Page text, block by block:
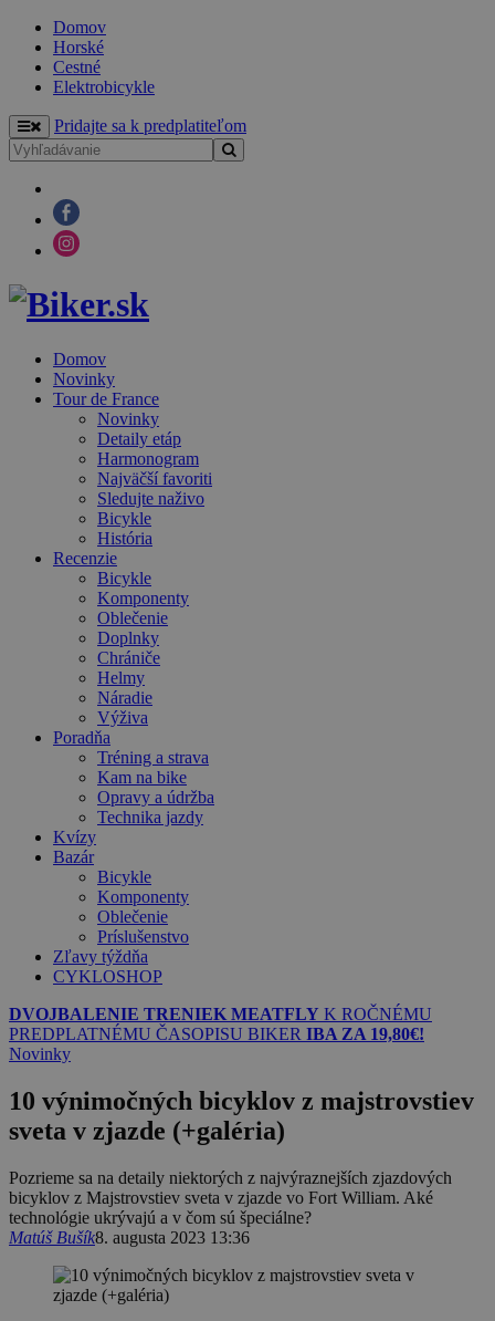
Domov
Horské
Cestné
Elektrobicykle
Pridajte sa k predplatiteľom
Domov
Novinky
Tour de France
Novinky
Detaily etáp
Harmonogram
Najväčší favoriti
Sledujte naživo
Bicykle
História
Recenzie
Bicykle
Komponenty
Oblečenie
Doplnky
Chrániče
Helmy
Náradie
Výživa
Poradňa
Tréning a strava
Kam na bike
Opravy a údržba
Technika jazdy
Kvízy
Bazár
Bicykle
Komponenty
Oblečenie
Príslušenstvo
Zľavy týždňa
CYKLOSHOP
DVOJBALENIE TRENIEK MEATFLY K ROČNÉMU
PREDPLATNÉMU ČASOPISU BIKER IBA ZA 19,80€!
Novinky
10 výnimočných bicyklov z majstrovstiev
sveta v zjazde (+galéria)
Pozrieme sa na detaily niektorých z najvýraznejších zjazdových
bicyklov z Majstrovstiev sveta v zjazde vo Fort William. Aké
technológie ukrývajú a v čom sú špeciálne?
Matúš Bušík8. augusta 2023 13:36